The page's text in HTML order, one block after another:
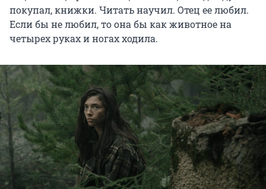
покупал, книжки. Читать научил. Отец ее любил.
Если бы не любил, то она бы как животное на
четырех руках и ногах ходила.